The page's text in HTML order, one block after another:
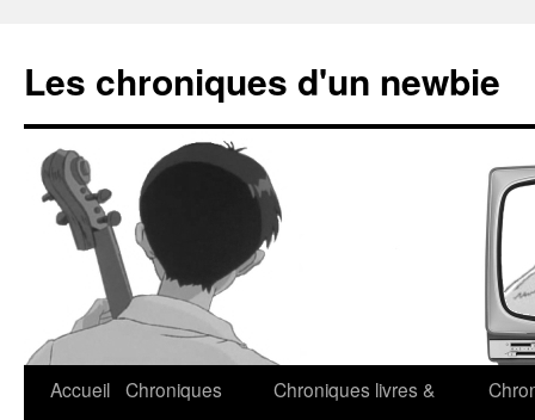
Les chroniques d'un newbie
Accueil Chroniques
Chroniques livres &